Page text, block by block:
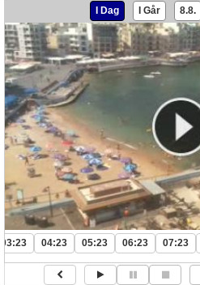
I Dag I Går 8.8.
03:23 04:23 05:23 06:23 07:23